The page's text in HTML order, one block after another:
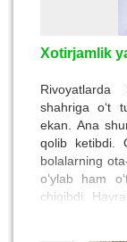
Xotirjamlik
Rivoyatlarda
shahriga o‘t
ekan. Ana
qolib ketibdi.
bolalarning
o‘ylab ham
chiqibdi.